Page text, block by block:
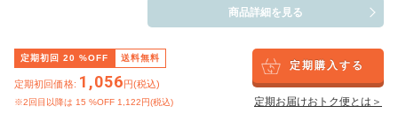
商品詳細を見る
定期初回 20 %OFF 送料無料
定期初回価格: 1,056円(税込)
※2回目以降は 15 %OFF 1,122円(税込)
定期購入する
定期お届けおトク便とは＞